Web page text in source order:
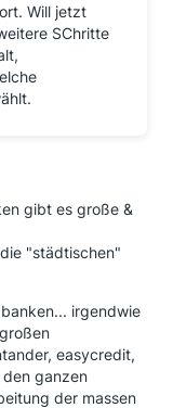
Will jetzt
SChritte
gibt es große &
"städtischen"
irgendwie
easycredit,
ganzen
der massen